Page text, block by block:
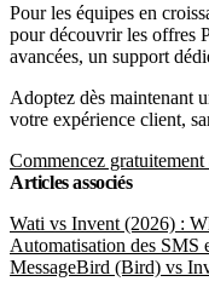
Pour les équipes en
pour découvrir les offres
avancées, un support
Adoptez dès maintenant
votre expérience client,
Commencez
Articles associés
Wati vs Invent (2026) :
Automatisation des SMS
MessageBird (Bird) vs